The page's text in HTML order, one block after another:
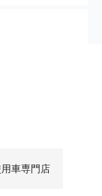
車専門店